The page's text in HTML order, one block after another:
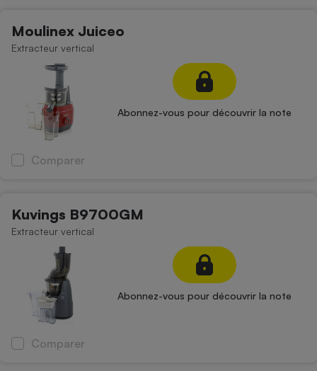
Moulinex Juiceo
Extracteur vertical
Abonnez-vous pour découvrir la note
Comparer
Kuvings B9700GM
Extracteur vertical
Abonnez-vous pour découvrir la note
Comparer
Robot ménager